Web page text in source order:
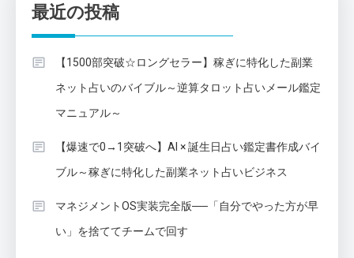
最近の投稿
【1500部突破☆ロングセラー】稼ぎに特化した副業
ネット占いのバイブル～逆算タロット占いメール鑑定
マニュアル～
【爆速で0→1突破へ】AI × 誕生日占い鑑定書作成バイ
ブル～稼ぎに特化した副業ネット占いビジネス
マネジメントOS実装完全版──「自分でやった方が早
い」を捨ててチームで回す